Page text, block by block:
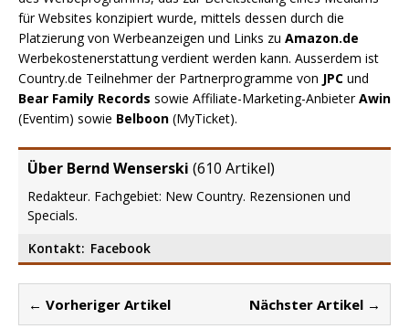
für Websites konzipiert wurde, mittels dessen durch die
Platzierung von Werbeanzeigen und Links zu Amazon.de
Werbekostenerstattung verdient werden kann. Ausserdem ist
Country.de Teilnehmer der Partnerprogramme von JPC und
Bear Family Records sowie Affiliate-Marketing-AnbieterAwin
(Eventim) sowie Belboon (MyTicket).
Über Bernd Wenserski (610 Artikel)
Redakteur. Fachgebiet: New Country. Rezensionen und
Specials.
Kontakt: Facebook
← Vorheriger Artikel Nächster Artikel →